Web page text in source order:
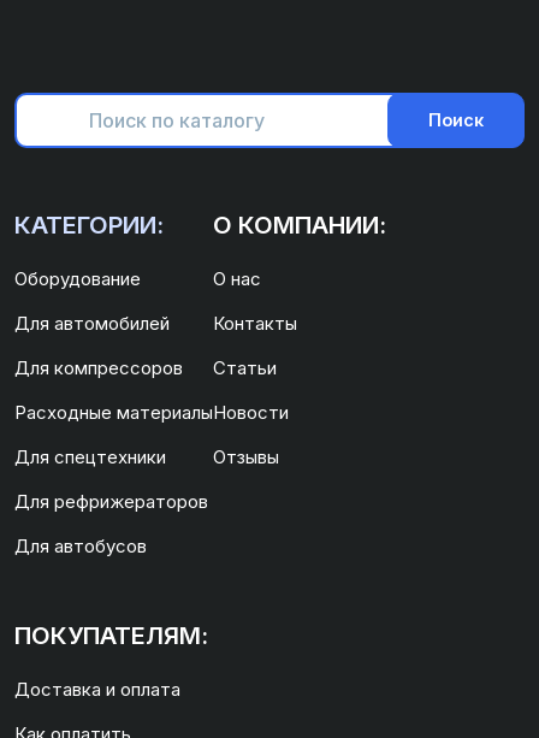
Поиск
КАТЕГОРИИ:
Оборудование
Для автомобилей
Для компрессоров
Расходные материалы
Для спецтехники
Для рефрижераторов
Для автобусов
О КОМПАНИИ:
О нас
Контакты
Статьи
Новости
Отзывы
ПОКУПАТЕЛЯМ:
Доставка и оплата